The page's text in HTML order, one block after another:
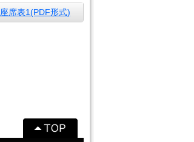
座席表1(PDF形式)